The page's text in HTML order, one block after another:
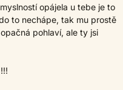
opájela u tebe je to
to nechápe, tak mu prostě
pohlaví, ale ty jsi